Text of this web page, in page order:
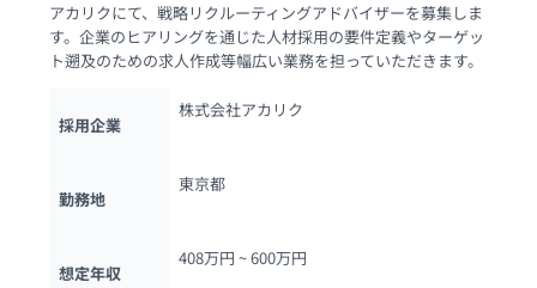
アカリクにて、戦略リクルーティングアドバイザーを募集しま
す。企業のヒアリングを通じた人材採用の要件定義やターゲッ
ト遡及のための求人作成等幅広い業務を担っていただきます。
採用企業
株式会社アカリク
勤務地
東京都
想定年収
408万円 ~ 600万円